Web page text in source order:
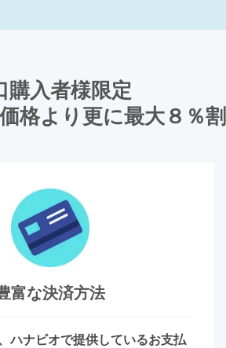
購入者様限定
格より更に最大８％
富な決済方法
ハナビオで提供しているお支払